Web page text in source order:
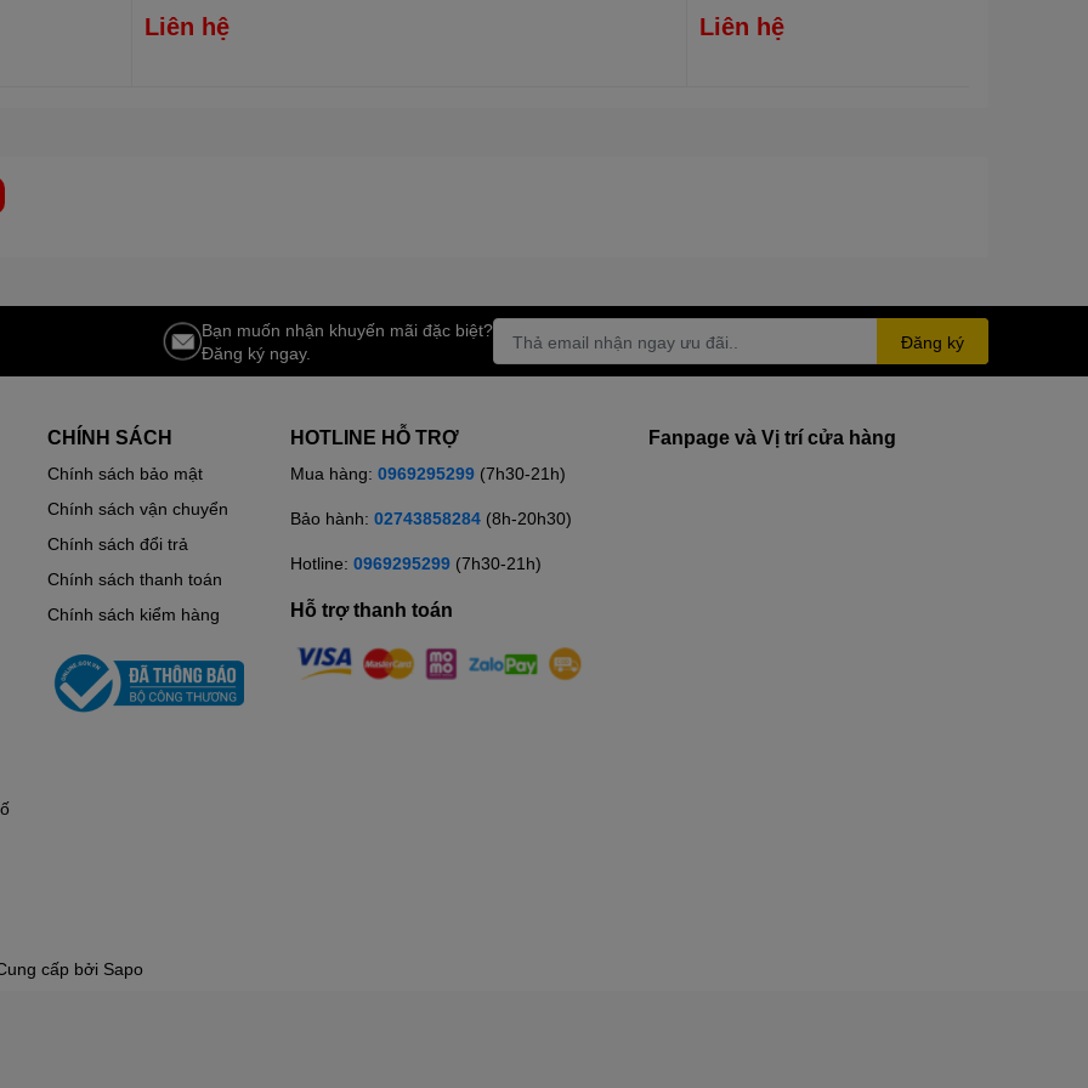
khối, an toàn, thẩm mỹ và tiện trong việc vệ sinh, lau
Liên hệ Liên hệ
Bạn muốn nhận khuyến mãi đặc biệt?
Đăng ký ngay.
Đăng ký
CHÍNH SÁCH
Chính sách bảo mật
Chính sách vận chuyển
Chính sách đổi trả
Chính sách thanh toán
Chính sách kiểm hàng
HOTLINE HỖ TRỢ
Mua hàng: 0969295299 (7h30-21h)
Bảo hành: 02743858284 (8h-20h30)
Hotline: 0969295299 (7h30-21h)
Hỗ trợ thanh toán
Fanpage và Vị trí cửa hàng
cấp bởi Sapo